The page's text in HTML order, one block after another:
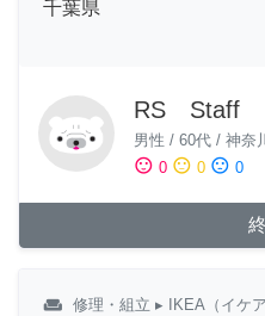
千葉県
RS Staff
男性 / 60代 / 神奈
sentiment_satisfied 0 sentiment_neutral 0 sentiment_dissatisfied 0
weekend 修理・組立 ▸ IKEA（イケ